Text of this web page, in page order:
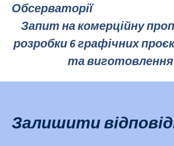
Публікація
навігації
Обсерваторії
Запит на комерційну
розробки 6 графічних
та виготовлення
Залишити